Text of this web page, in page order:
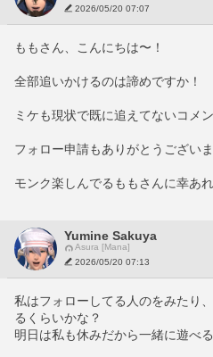
2026/05/20 07:07
ももさん、こんにちは〜！
全部追いかけるのは諦めですか！
ミケも現状で既に追えてないコメ
フォロー申請もありがとうございま
モンク楽しんでるももさんに幸あれ
Yumine Sakuya
Asura [Mana]
2026/05/20 07:13
私はフォローしてる人のをみたり
るくらいかな？
明日は私も休みだから一緒に遊べ